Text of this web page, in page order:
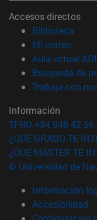
Accesos directos
Biblioteca
Mi correo(abre
Aula virtual ADI
Búsqueda de
Trabaja con
Información
TFNO +34 948 42 56
¿QUÉ GRADO TE
¿QUÉ MÁSTER TE
© Universidad de
Información
Accesibilidad